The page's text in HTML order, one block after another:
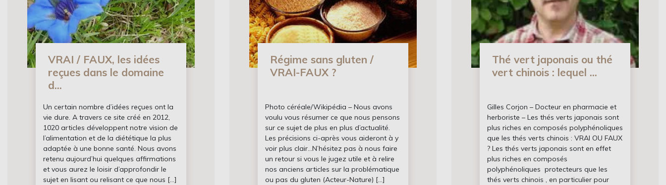
VRAI / FAUX, les idées
reçues dans le domaine
d...
Un certain nombre d’idées reçues ont la
vie dure. A travers ce site créé en 2012,
1020 articles développent notre vision de
l’alimentation et de la diététique la plus
adaptée à une bonne santé. Nous avons
retenu aujourd’hui quelques affirmations
et vous aurez le loisir d’approfondir le
sujet en lisant ou relisant ce que nous […]
Régime sans gluten /
VRAI-FAUX ?
Photo céréale/Wikipédia – Nous avons
voulu vous résumer ce que nous pensons
sur ce sujet de plus en plus d’actualité.
Les précisions ci-après vous aideront à y
voir plus clair…N’hésitez pas à nous faire
un retour si vous le jugez utile et à relire
nos anciens articles sur la problématique
ou pas du gluten (Acteur-Nature) […]
Thé vert japonais ou thé
vert chinois : lequel ...
Gilles Corjon – Docteur en pharmacie et
herboriste – Les thés verts japonais sont
plus riches en composés polyphénoliques
que les thés verts chinois : VRAI OU FAUX
? Les thés verts japonais sont en effet
plus riches en composés
polyphénoliques protecteurs que les
thés verts chinois , en particulier pour